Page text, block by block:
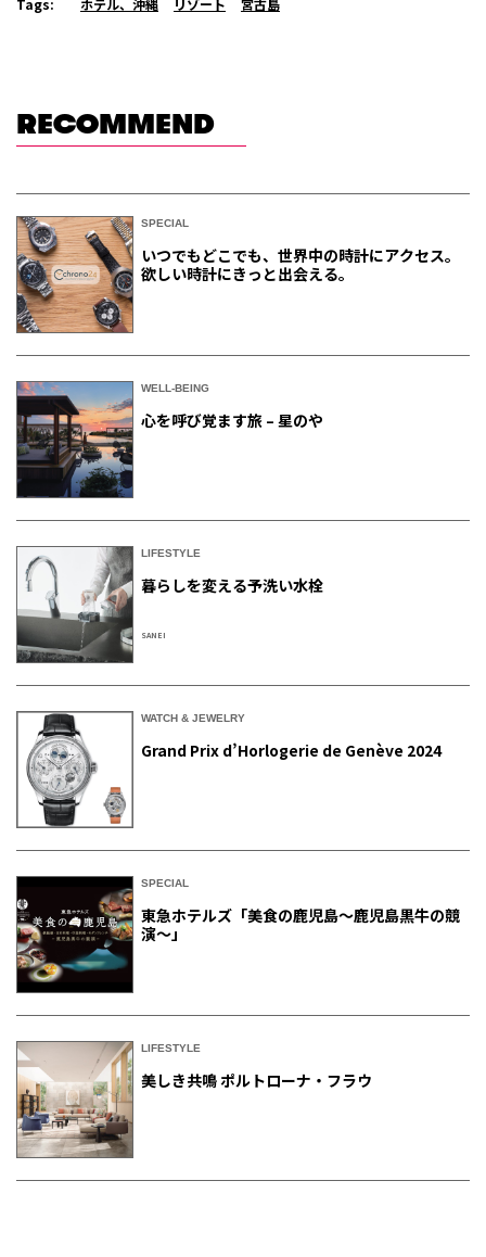
Tags: ホテル、沖縄 リゾート 宮古島
RECOMMEND
SPECIAL
いつでもどこでも、世界中の時計にアクセス。
欲しい時計にきっと出会える。
WELL-BEING
心を呼び覚ます旅 – 星のや
LIFESTYLE
暮らしを変える予洗い水栓
SANEI
WATCH & JEWELRY
Grand Prix d’Horlogerie de Genève 2024
SPECIAL
東急ホテルズ「美食の鹿児島～鹿児島黒牛の競
演～」
LIFESTYLE
美しき共鳴 ポルトローナ・フラウ